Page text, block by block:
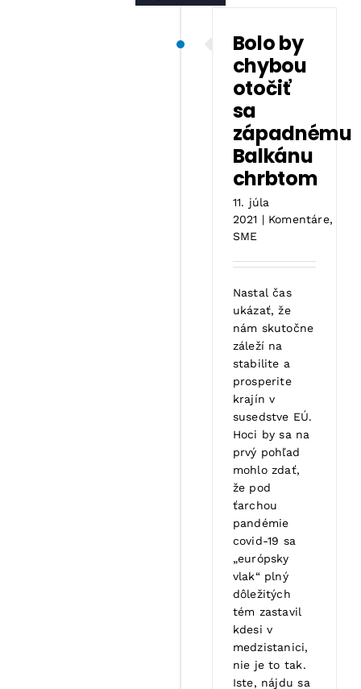
Bolo by
chybou
otočiť
sa
západnému
Balkánu
chrbtom
11. júla
2021 | Komentáre,
SME
Nastal čas
ukázať, že
nám skutočne
záleží na
stabilite a
prosperite
krajín v
susedstve EÚ.
Hoci by sa na
prvý pohľad
mohlo zdať,
že pod
ťarchou
pandémie
covid-19 sa
„európsky
vlak“ plný
dôležitých
tém zastavil
kdesi v
medzistanici,
nie je to tak.
Iste, nájdu sa